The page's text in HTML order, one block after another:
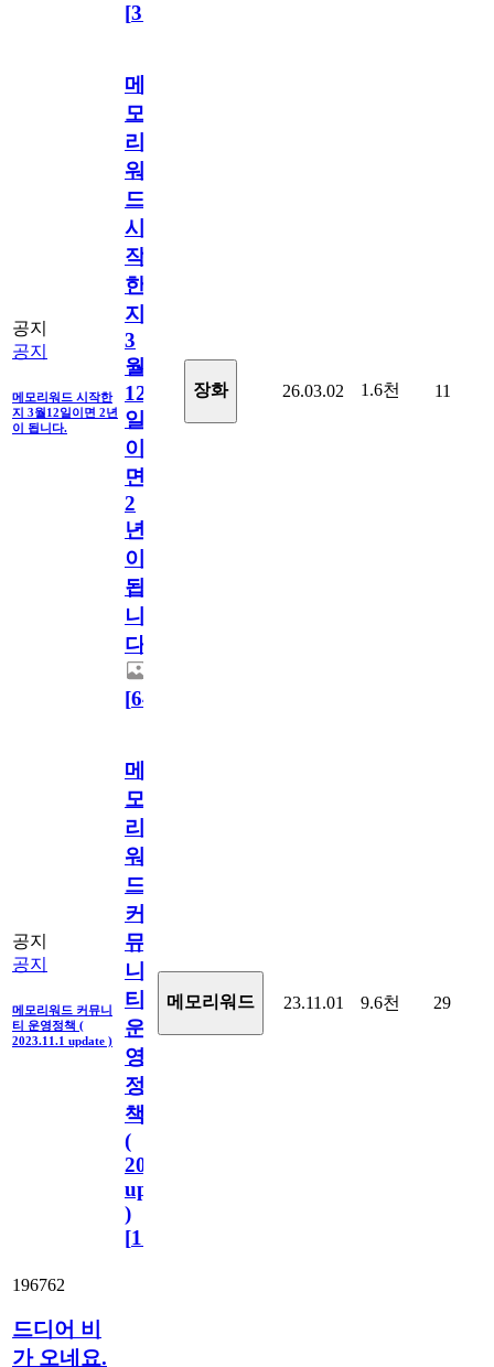
[31
공지
공지
메모리워드 시작한
지 3월12일이면 2년
이 됩니다.
메
모
리
워
드
시
작
한
지
3
월
12
일
이
면
2
년
이
됩
니
다.
[64
장화 26.03.02 1.6천 11
공지
공지
메모리워드 커뮤니
티 운영정책 (
2023.11.1 update )
메
모
리
워
드
커
뮤
니
티
운
영
정
책
(
2023.11.1
update
)
[110
메모리워드 23.11.01 9.6천 29
196762
드디어 비
가 오네요.